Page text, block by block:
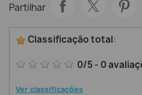
Partilhar
Classificação total:
0/5- 0
Ver classificações